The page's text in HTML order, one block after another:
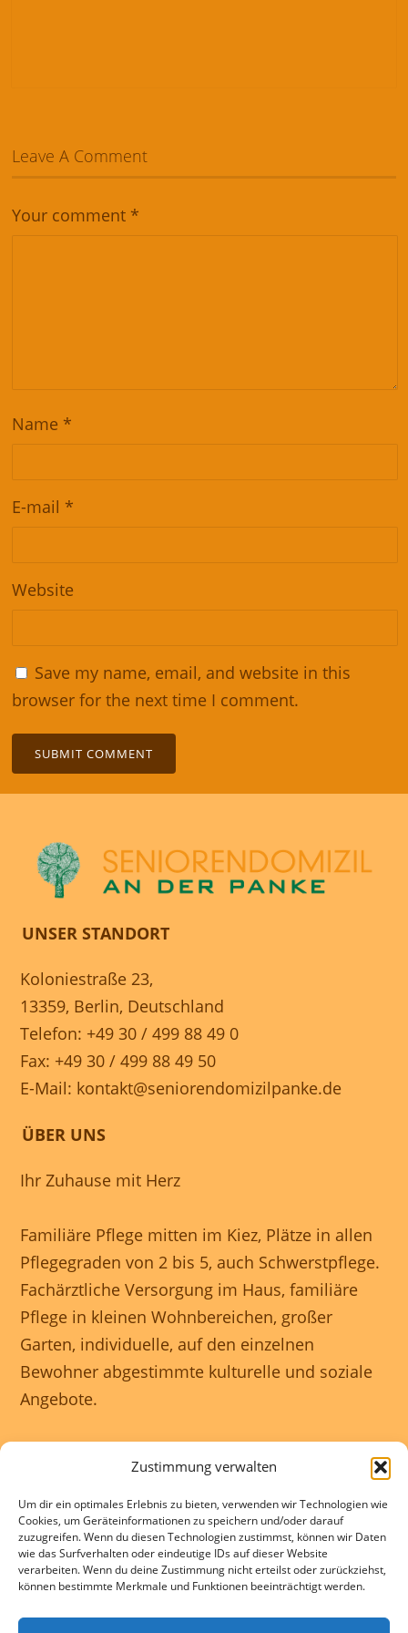
Zustimmung verwalten
Um dir ein optimales Erlebnis zu bieten, verwenden wir Technologien wie
Cookies, um Geräteinformationen zu speichern und/oder darauf
zuzugreifen. Wenn du diesen Technologien zustimmst, können wir Daten
wie das Surfverhalten oder eindeutige IDs auf dieser Website
verarbeiten. Wenn du deine Zustimmung nicht erteilst oder zurückziehst,
können bestimmte Merkmale und Funktionen beeinträchtigt werden.
Leave A Comment
Your comment *
Name *
E-mail *
Website
Save my name, email, and website in this
browser for the next time I comment.
UNSER STANDORT
Koloniestraße 23,
13359, Berlin, Deutschland
Telefon: +49 30 / 499 88 49 0
Fax: +49 30 / 499 88 49 50
E-Mail: kontakt@seniorendomizilpanke.de
ÜBER UNS
Ihr Zuhause mit Herz
Familiäre Pflege mitten im Kiez, Plätze in allen
Pflegegraden von 2 bis 5, auch Schwerstpflege.
Fachärztliche Versorgung im Haus, familiäre
Pflege in kleinen Wohnbereichen, großer
Garten, individuelle, auf den einzelnen
Bewohner abgestimmte kulturelle und soziale
Angebote.
gewährleisten eine 24 Stunden rundum
Betreuung.
Kontakte und Beratung individuell und
kostenlos.